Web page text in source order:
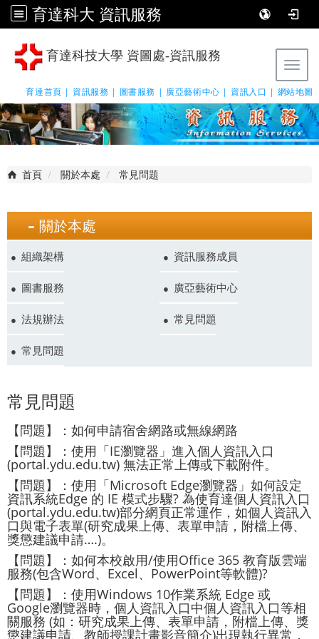
育達科大 資訊服務
育達科技大學 資圖處-資訊服務
育達首頁 | 資訊服務 | 圖書服務 | 廣亞藝術中心 | 資訊入口 | 網站地圖
首頁 關於本處 常見問題
關於本處
組織架構 資訊服務成員
圖書服務 廣亞藝術中心
法規辦法 常見問題
常見問題
常見問題
【問題】：如何申請宿舍網路或無線網路
【問題】：使用「IE瀏覽器」進入個人資訊入口
(portal.ydu.edu.tw) 無法正常上傳或下載附件。
【問題】：使用「Microsoft Edge瀏覽器」如何設定
資訊系統Edge 的 IE 模式步驟? 為使育達個人資訊入口
(portal.ydu.edu.tw)部分網頁正常運作，如個人資訊入
口與電子表單(研究成果上傳、表單申請，附檔上傳、
獎懲建議申請….)。
【問題】：如何本校啟用/使用Office 365 教育版雲端
服務(包含Word、Excel、PowerPoint等軟體)?
【問題】：使用Windows 10作業系統 Edge 或
Google瀏覽器時，個人資訊入口中個人資訊入口等相
關服務 (如：研究成果上傳、表單申請，附檔上傳、獎
懲建議申請、教師授課計畫影音簡介)出現執行異常，